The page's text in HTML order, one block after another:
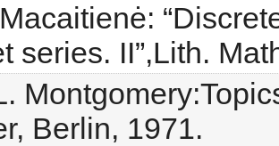
series. II”,Lith.
Berlin, 1971.